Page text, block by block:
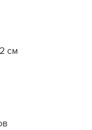
см